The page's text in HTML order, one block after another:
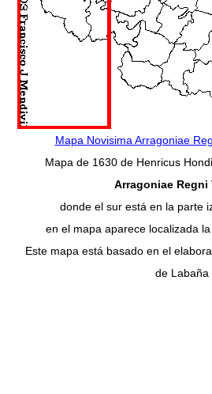
Mapa Novisima Arragoniae
Mapa de 1630 de Henricus
Arragoniae Regni
donde el sur está en la parte
en el mapa aparece localizada
Este mapa está basado en el
de Labaña